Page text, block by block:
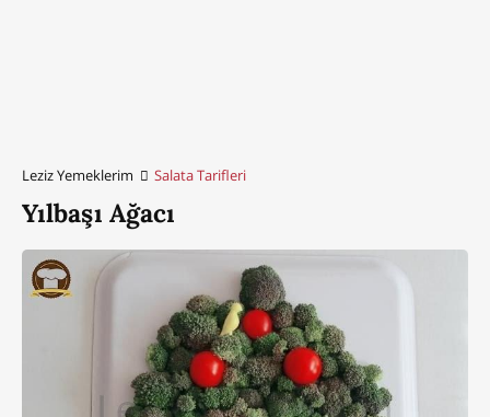
Leziz Yemeklerim Salata Tarifleri
Yılbaşı Ağacı